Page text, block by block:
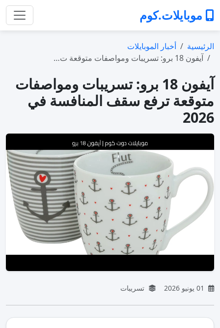
موبايلات.كوم
الرئيسية
أخبار الموبايلات
آيفون 18 برو: تسريبات ومواصفات متوقعة ت…
آيفون 18 برو: تسريبات ومواصفات
متوقعة ترفع سقف المنافسة في
2026
تسريبات